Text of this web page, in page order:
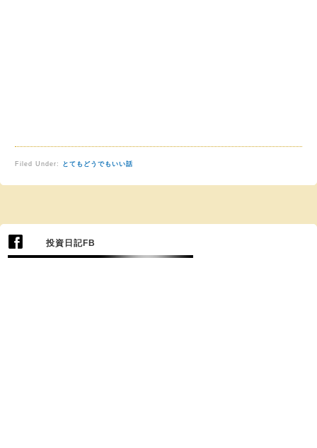
Filed Under: とてもどうでもいい話
投資日記FB